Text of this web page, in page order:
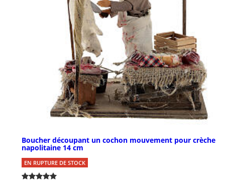
Boucher découpant un cochon mouvement pour crèche
napolitaine 14 cm
EN RUPTURE DE STOCK